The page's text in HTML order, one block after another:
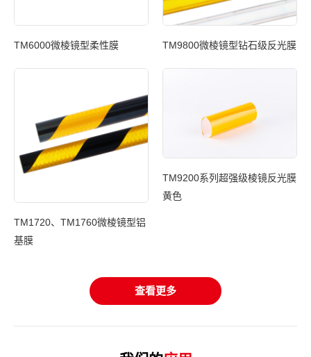
TM6000微棱镜型柔性膜 TM9800微棱镜型钻石级反光膜
TM1720、TM1760微棱镜型铝
基膜
TM9200系列超强级棱镜反光膜
黄色
查看更多